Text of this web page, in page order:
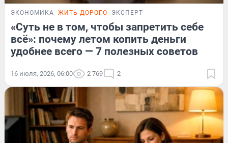
ЭКОНОМИКА ЖИТЬ ДОРОГО ЭКСПЕРТ
«Суть не в том, чтобы запретить себе
всё»: почему летом копить деньги
удобнее всего — 7 полезных советов
16 июля, 2026, 06:00 2 769 2